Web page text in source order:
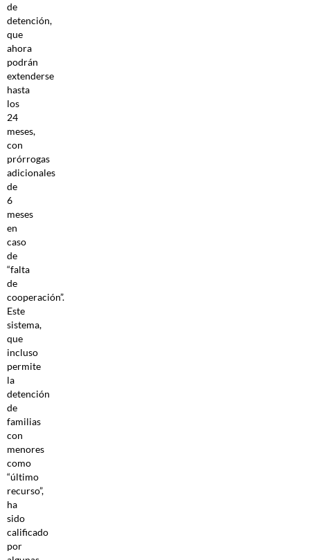
de
detención,
que
ahora
podrán
extenderse
hasta
los
24
meses,
con
prórrogas
adicionales
de
6
meses
en
caso
de
“falta
de
cooperación”.
Este
sistema,
que
incluso
permite
la
detención
de
familias
con
menores
como
“último
recurso”,
ha
sido
calificado
por